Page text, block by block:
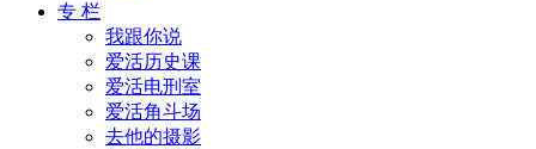
专 栏
我跟你说
爱活历史课
爱活电刑室
爱活角斗场
去他的摄影